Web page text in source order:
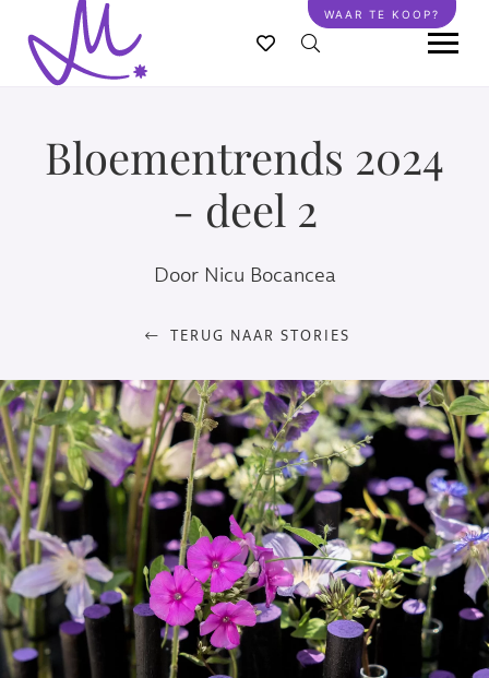
Overslaan
naar
WAAR TE KOOP?
Bloementrends 2024
- deel 2
Door Nicu Bocancea
TERUG NAAR STORIES